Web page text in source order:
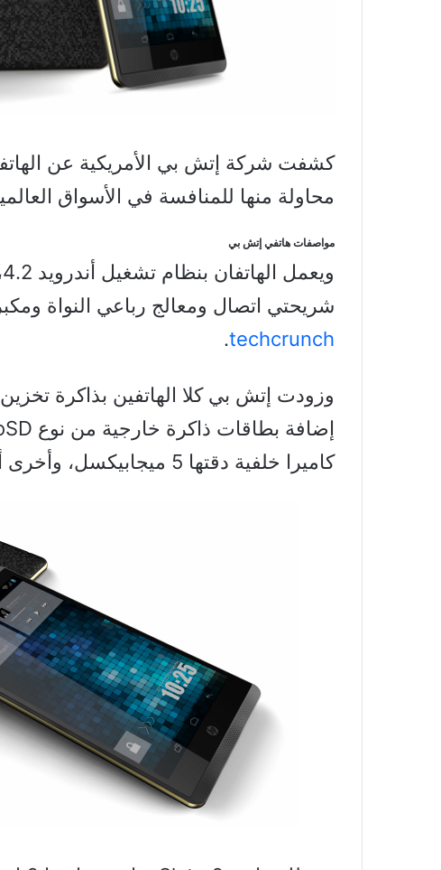
محاولة منها للمنافسة في الأسواق
مواصفات هاتفي إتش بي
شريحتي اتصال ومعالج رباعي النواة
techcrunch
.
كاميرا خلفية دقتها 5 ميجابيكسل، وأخرى أمامية بدقة 2 ميجابيكسل.